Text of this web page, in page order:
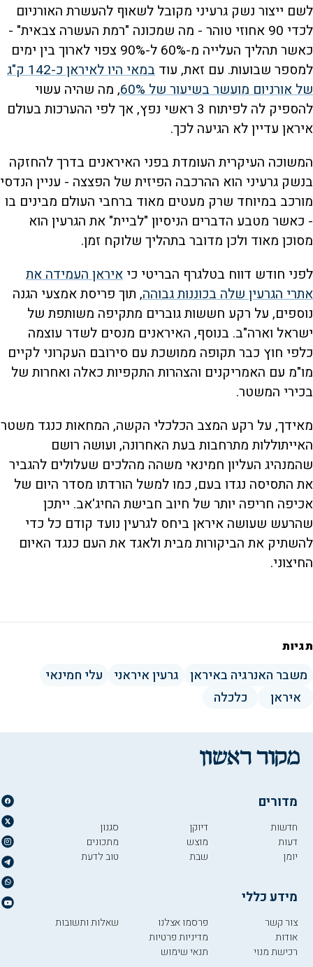
לשם ייצור נשק גרעיני מקובל לשאוף להעשרת האורניום
לכדי 90 אחוזי טוהר - מה שמכונה "רמת העשרה צבאית" -
כאשר תהליך העלייה מ-60% ל-90% צפוי לארוך בין ימים
למספר שבועות. עם זאת, עוד
במאי היו לאיראן כ-142 ק"ג
של אורניום מועשר בשיעור של 60%
, מה שהיה עשוי
להספיק לה לפיתוח 3 ראשי נפץ, אך לפי ההערכות בעולם
איראן עדיין לא הגיעה לכך.
המשוכה העיקרית העומדת בפני האיראנים בדרך להחזקה
בנשק גרעיני הוא ההרכבה הפיזית של הפצצה - עניין הנדסי
מורכב במיוחד שרק מעטים מאוד ברחבי העולם מבינים בו
- כאשר מטבע הדברים הניסיון "לביית" את הגרעין הוא
מסוכן מאוד ולכן מדובר בתהליך שלוקח זמן.
לפני חודש דווח בטלגרף הבריטי כי איראן העמידה את
אתרי הגרעין שלה בכוננות גבוהה, תוך פריסת אמצעי הגנה
נוספים, על רקע חששות גוברים מתקיפה משותפת של
ישראל וארה"ב. בנוסף, האיראנים מנסים לשדר עוצמה
כלפי חוץ כבר תקופה ממושכת עם סירובם העקרוני לקיים
מו"מ עם האמריקנים והצהרות התקפיות כאלה ואחרות של
בכירי המשטר.
מאידך, על רקע המצב הכלכלי הקשה, המחאות כנגד משטר
האייתוללות מתרחבות בעת האחרונה, ועושה רושם
שהמנהיג העליון חמינאי משהה מהלכים שעלולים להגביר
את התסיסה נגדו בעם, כמו למשל הורדתו מסדר היום של
אכיפה חריפה יותר של חיוב חבישת החיג'אב. ייתכן
שהרעש שעושה איראן ביחס לגרעין נועד קודם כל כדי
להשתיק את הביקורות מבית ולאגד את העם כנגד האיום
החיצוני.
תגיות
משבר האנרגיה באיראן גרעין איראני
עלי חמינאי
איראן
כלכלה
מדורים
חדשות
דעות
יומן
דיוקן
מוצש
שבת
סגנון
מתכונים
טוב לדעת
מידע כללי
צור קשר
אודות
רכישת מנוי
פרסמו אצלנו
מדיניות פרטיות
תנאי שימוש
שאלות ותשובות